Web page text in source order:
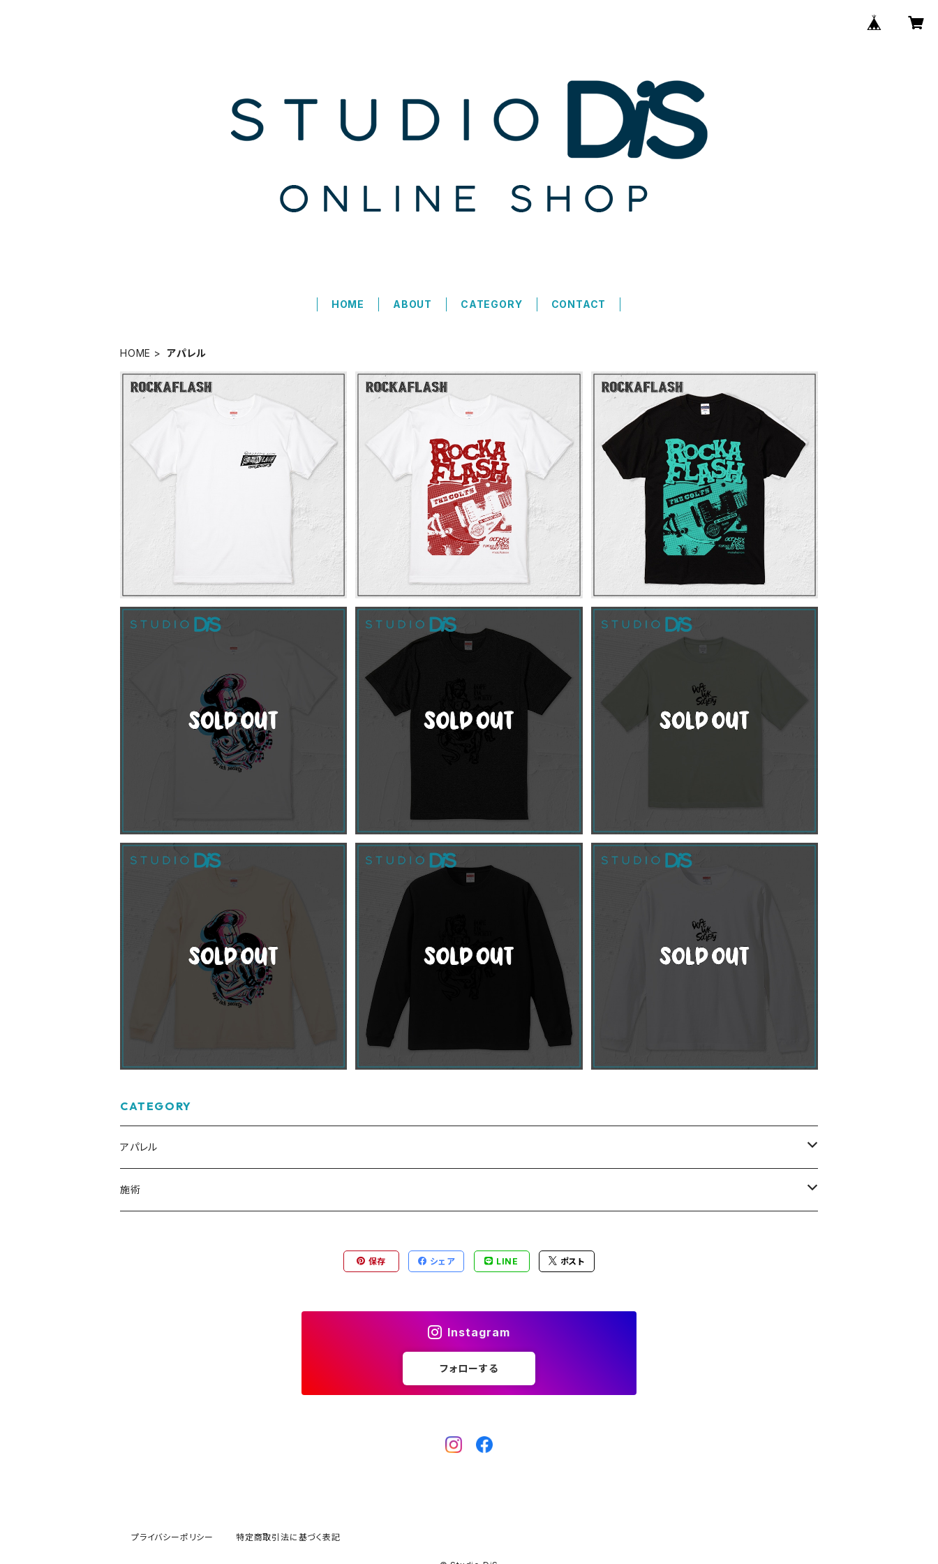
HOME ABOUT CATEGORY CONTACT
HOME アパレル
ROCKAFLASH Official Tshirt - TANA
(MUSTANG TATTOO) Design
ROCKAFLASH Official Tshirt 2023 /
白
¥3,500
ROCKAFLASH Official Tshirt 2023 /
黒
¥3,500
【受注】Lady Mouse Tシャツ / 白
¥3,500
SOLD OUT
【受注】Tattoo Machine Tシャツ / ヘザー
ブラック
【受注】Tiger Tシャツ / セージグリーン
SOLD OUT
【受注】Lady Mouse 長袖Tシャツ / ヴィンテ
ージナチュラル
¥4,500
SOLD OUT
【受注】 Tattoo Machine 長袖Tシャツ / ス
ミ
【受注】Tiger 長袖Tシャツ / 白
SOLD OUT
CATEGORY
アパレル
Tシャツ
施術
保存 シェア LINE ポスト
Instagram
フォローする
プライバシーポリシー 特定商取引法に基づく表記